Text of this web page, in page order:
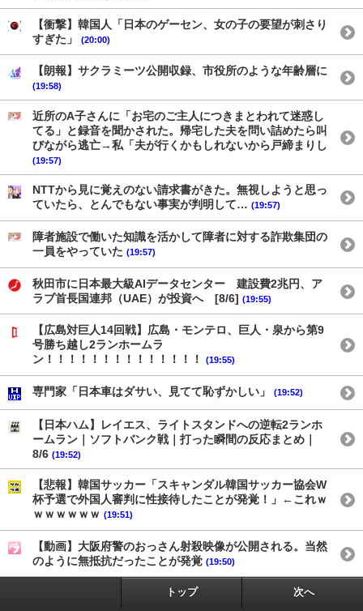
【衝撃】韓国人「日本のゲーセン、女の子の要望が刺さり
すぎた」
(20:00)
【朗報】サクラミーツ公開収録、市役所のような年齢層に
(19:58)
近所のA子さんに「お宅のご主人につきまとわれて迷惑し
てる」と録音を聞かされた。帰宅した夫を問い詰めたら叫
びながら逃亡→私「夫が行くかもしれないから戸締まりし
(19:57)
NTTから見に覚えのない請求書がきた。無視しようと思っ
ていたら、とんでもない事実が判明して… (19:57)
障者施設で働いた知識を活かして障者に対する詐欺集団の
一員をやっていた (19:57)
秋田市に日本最大級AIデータセンター 建設費2兆円、ア
ラブ首長国連邦（UAE）が投資へ [8/6] (19:55)
【広島対巨人14回戦】広島・モンテロ、巨人・泉から第9
号勝ち越し2ランホームラ
ン！！！！！！！！！！！！！！
(19:55)
専門家「日本車はダサい、見てて恥ずかしい」 (19:52)
【日本ハム】レイエス、ライトスタンドへの逆転2ランホ
ームラン｜ソフトバンク戦｜打った瞬間の反応まとめ｜
8/6 (19:52)
【悲報】韓国サッカー「スキャンダル韓国サッカー協会W
杯予選で外国人審判に性接待したことが発覚！」←これｗ
ｗｗｗｗｗｗ (19:51)
【動画】大阪府警のおっさん射殺映像が公開される。当然
のように無抵抗だったことが発覚 (19:50)
トップ 次へ